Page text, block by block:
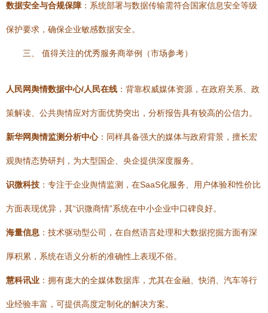
数据安全与合规保障 ：系统部署与数据传输需符合国家信息安全等级
保护要求，确保企业敏感数据安全。
三、 值得关注的优秀服务商举例（市场参考）
人民网舆情数据中心/人民在线 ：背靠权威媒体资源，在政府关系、政
策解读、公共舆情应对方面优势突出，分析报告具有较高的公信力。
新华网舆情监测分析中心：同样具备强大的媒体与政府背景，擅长宏
观舆情态势研判，为大型国企、央企提供深度服务。
识微科技 ：专注于企业舆情监测，在SaaS化服务、用户体验和性价比
方面表现优异，其“识微商情”系统在中小企业中口碑良好。
海量信息 ：技术驱动型公司，在自然语言处理和大数据挖掘方面有深
厚积累，系统在语义分析的准确性上表现不俗。
慧科讯业 ：拥有庞大的全媒体数据库，尤其在金融、快消、汽车等行
业经验丰富，可提供高度定制化的解决方案。